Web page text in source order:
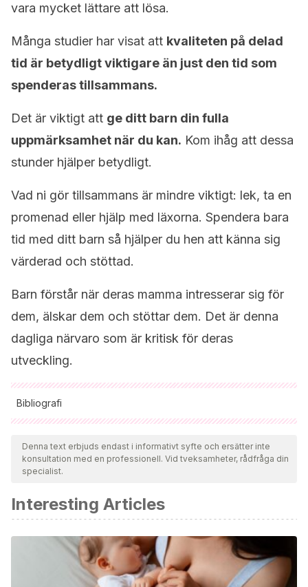
vara mycket lättare att lösa.
Många studier har visat att kvaliteten på delad
tid är betydligt viktigare än just den tid som
spenderas tillsammans.
Det är viktigt att ge ditt barn din fulla
uppmärksamhet när du kan. Kom ihåg att dessa
stunder hjälper betydligt.
Vad ni gör tillsammans är mindre viktigt: lek, ta en
promenad eller hjälp med läxorna. Spendera bara
tid med ditt barn så hjälper du hen att känna sig
värderad och stöttad.
Barn förstår när deras mamma intresserar sig för
dem, älskar dem och stöttar dem. Det är denna
dagliga närvaro som är kritisk för deras
utveckling.
Bibliografi
Samtliga citerade källor har granskats noggrant av vårt team
för att säkerställa deras kvalitet, tillförlitlighet, aktualitet och
giltighet. Bibliografin för denna artikel ansågs vara tillförlitlig
Cabrera Arguello, A.(2014). Importancia de la figura
materna en el desarrollo de una personalidad segura
durante la etapa escolar temprana. Conexion, 2.
Canchari De La Cruz, A.(2018). Desintegración familiar y
rendimiento escolar en los estudiantes de Educación
Denna text erbjuds endast i informativt syfte och ersätter inte
konsultation med en professionell. Vid tveksamheter, rådfråga din
specialist.
Interesting Articles